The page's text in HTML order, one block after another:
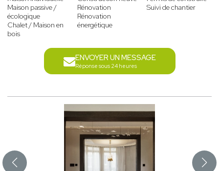
Maison passive /
écologique
Chalet / Maison en
bois
Rénovation
Rénovation
énergétique
Suivi de chantier
ENVOYER UN MESSAGE
Réponse sous 24 heures